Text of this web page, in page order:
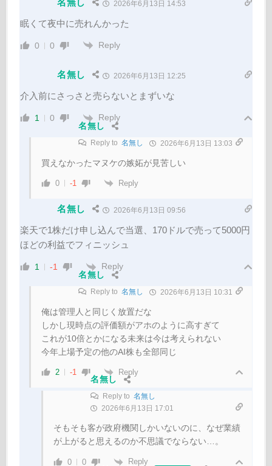
2026年6月13日 14:53
眠くて夜中に売れんかった
0 0 Reply
名無し 2026年6月13日 12:25
介入前にさっさと売らないとまずいな
1 0
Reply
名無し
Reply to 名無し 2026年6月13日 13:03
買えなかったマヌケの嫉妬が見苦しい
0 -1 Reply
名無し 2026年6月13日 09:56
楽天で1株だけ申し込んで当選、170ドルで売って5000円
ほどの利益でフィニッシュ
1 -1
Reply
名無し
Reply to 名無し 2026年6月13日 10:31
俺は管理人と同じく放置だな
しかし現時点の評価額がアホのように高すぎて
これが10倍とかになる未来は今は考えられない
今年上場予定の他のAI株も全部同じ
2 -1 Reply
名無し
Reply to 名無し
2026年6月13日 17:01
そもそも客が政府機関しかいないのに、なぜ業績
が上がると思えるのか不思議でならない…。
0 0 Reply